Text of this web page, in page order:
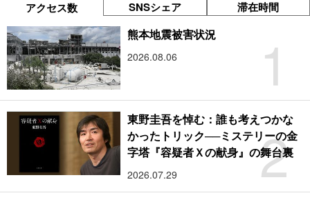
アクセス数 SNSシェア 滞在時間
1
熊本地震被害状況
2026.08.06
2
東野圭吾を悼む：誰も考えつかな
かったトリック──ミステリーの金
字塔『容疑者Ｘの献身』の舞台裏
2026.07.29